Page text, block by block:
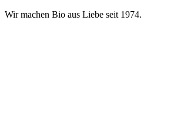
Wir machen Bio aus Liebe seit 1974.